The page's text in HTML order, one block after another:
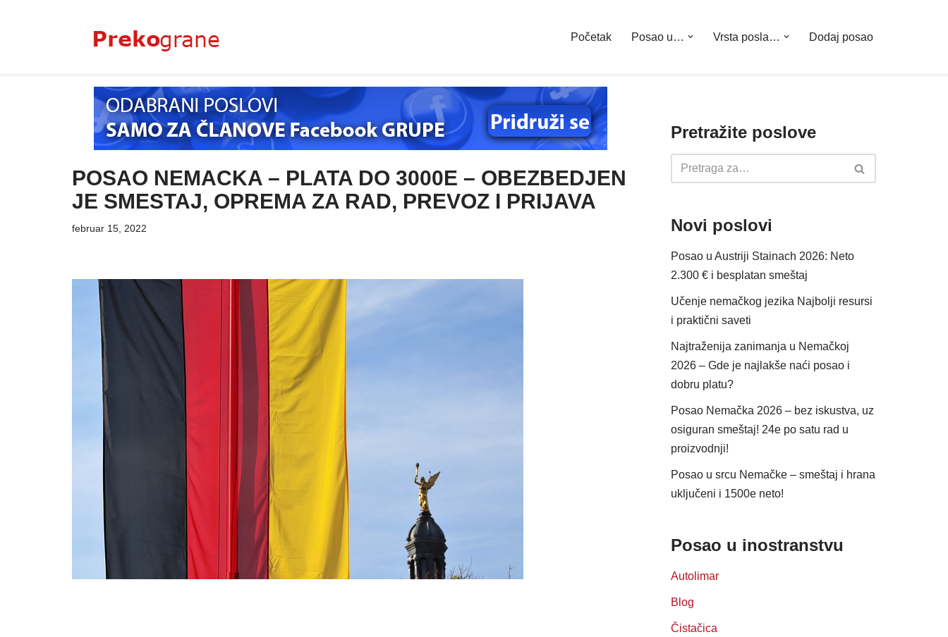
Početak Posao u… Vrsta posla… Dodaj posao
POSAO NEMACKA – PLATA DO 3000E – OBEZBEDJEN
JE SMESTAJ, OPREMA ZA RAD, PREVOZ I PRIJAVA
februar 15, 2022
Pretražite poslove
Novi poslovi
Posao u Austriji Stainach 2026: Neto
2.300 € i besplatan smeštaj
Učenje nemačkog jezika Najbolji resursi
i praktični saveti
Najtraženija zanimanja u Nemačkoj
2026 – Gde je najlakše naći posao i
dobru platu?
Posao Nemačka 2026 – bez iskustva, uz
osiguran smeštaj! 24e po satu rad u
proizvodnji!
Posao u srcu Nemačke – smeštaj i hrana
uključeni i 1500e neto!
Posao u inostranstvu
Autolimar
Blog
Čistačica